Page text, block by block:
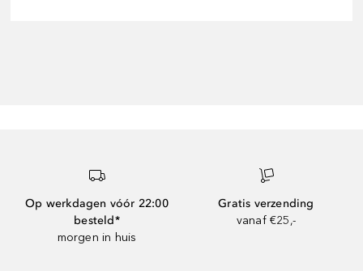
Op werkdagen vóór 22:00
besteld*
morgen in huis
Gratis verzending
vanaf €25,-